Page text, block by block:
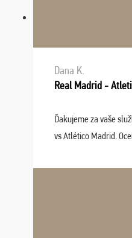
Dana K.
Real Madrid -
Ďakujeme za vaše
vs Atlético Madrid.
spokojnosti. Sedenie